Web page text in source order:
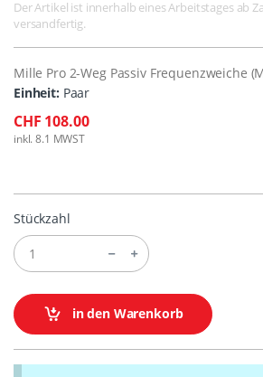
Der Artikel ist innerhalb eines Arbeitstages ab
versandfertig.
Mille Pro 2-Weg Passiv Frequenzweiche
Einheit: Paar
CHF 108.00
inkl. 8.1 MWST
Stückzahl
in den Warenkorb